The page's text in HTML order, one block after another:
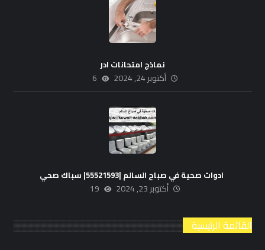
نماذج امتحانات ادر
أكتوبر 24, 2024 6
ادوات صحية في صباح السالم |55521593| سباك صحي
أكتوبر 23, 2024 19
القائمة الرئيسية